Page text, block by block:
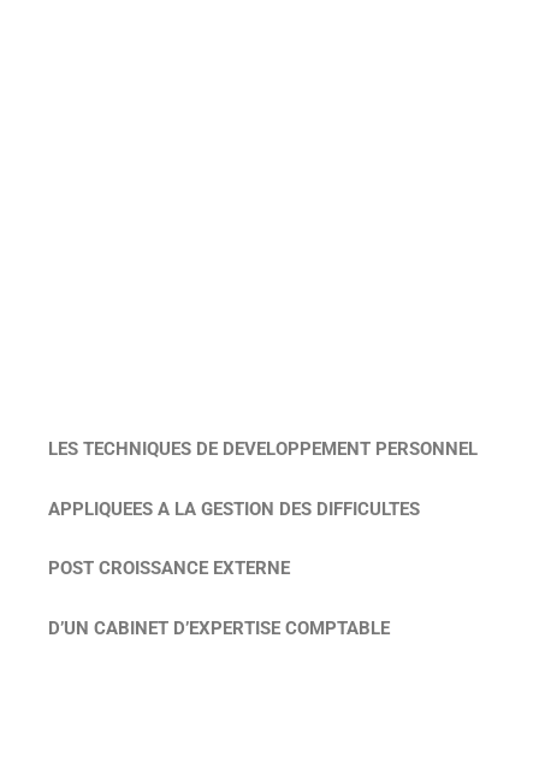
LES TECHNIQUES DE DEVELOPPEMENT PERSONNEL
APPLIQUEES A LA GESTION DES DIFFICULTES
POST CROISSANCE EXTERNE
D’UN CABINET D’EXPERTISE COMPTABLE